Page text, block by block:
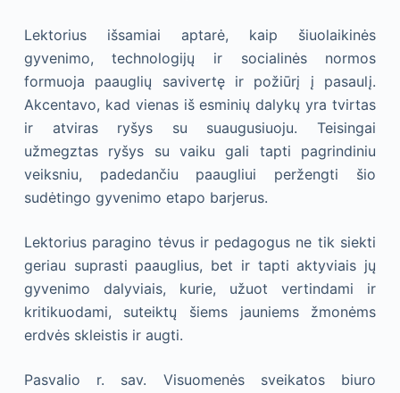
Lektorius išsamiai aptarė, kaip šiuolaikinės
gyvenimo, technologijų ir socialinės normos
formuoja paauglių savivertę ir požiūrį į pasaulį.
Akcentavo, kad vienas iš esminių dalykų yra tvirtas
ir atviras ryšys su suaugusiuoju. Teisingai
užmegztas ryšys su vaiku gali tapti pagrindiniu
veiksniu, padedančiu paaugliui peržengti šio
sudėtingo gyvenimo etapo barjerus.
Lektorius paragino tėvus ir pedagogus ne tik siekti
geriau suprasti paauglius, bet ir tapti aktyviais jų
gyvenimo dalyviais, kurie, užuot vertindami ir
kritikuodami, suteiktų šiems jauniems žmonėms
erdvės skleistis ir augti.
Pasvalio r. sav. Visuomenės sveikatos biuro